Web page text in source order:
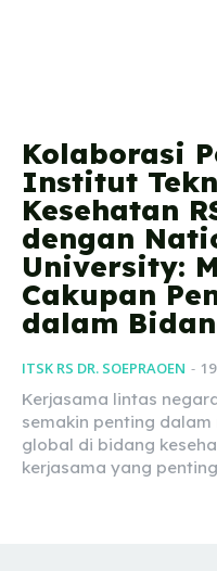
Kolaborasi
Institut
Kesehatan
dengan
University:
Cakupan
dalam
ITSK RS DR. SOEPRAOEN -
Kerjasama lintas
semakin penting
global di bidang
kerjasama yang